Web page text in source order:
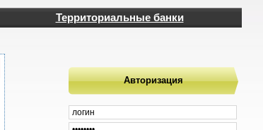
Территориальные банки
Авторизация